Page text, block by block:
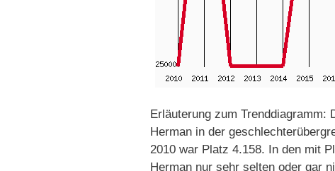
Erläuterung zum Trenddiagramm:
Herman in der
2010 war Platz 4.158. In den mit
Herman nur sehr selten oder gar